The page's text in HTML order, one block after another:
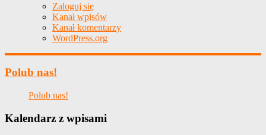
Zaloguj się
Kanał wpisów
Kanał komentarzy
WordPress.org
Polub nas!
Polub nas!
Kalendarz z wpisami